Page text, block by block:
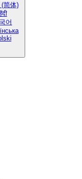
简体)
어